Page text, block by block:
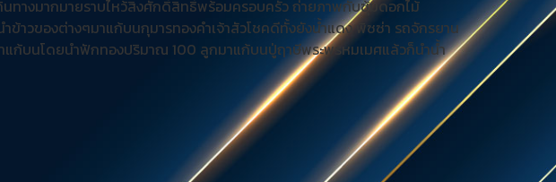
ทางมากมายราบไหว้สิ่งศักดิ์สิทธิ์พร้อมครอบครัว ถ่ายภาพกับซุ้มดอกไม้
าวของต่างๆมาแก้บนกุมารทองคำเจ้าสัวโชคดีทั้งยังน้ำแดง พิซซ่า รถจักรยาน
แก้บนโดยนำฟักทองปริมาณ 100 ลูกมาแก้บนปู่ฤาษีพระพรหมเมศแล้วก็นำน้ำ